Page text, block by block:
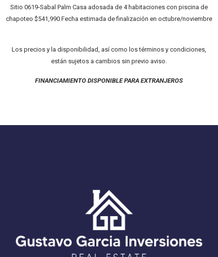
Sitio 0619-Sabal Palm Casa adosada de 4 habitaciones con piscina de
chapoteo $541,990 Fecha estimada de finalización en octubre/noviembre
Los precios y la disponibilidad, así como los términos y condiciones,
están sujetos a cambios sin previo aviso.
FINANCIAMIENTO DISPONIBLE PARA EXTRANJEROS